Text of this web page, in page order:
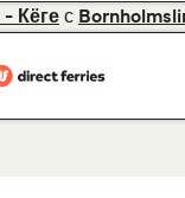
- Кёге с